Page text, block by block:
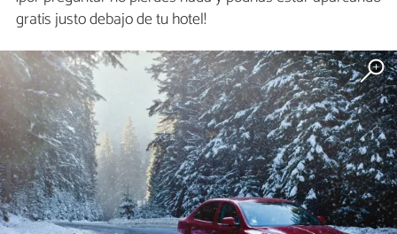
gratis justo debajo de tu hotel!